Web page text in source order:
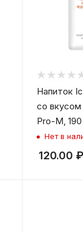
Напиток
со вкусом
Pro-M,
Нет в
120.00 ₽